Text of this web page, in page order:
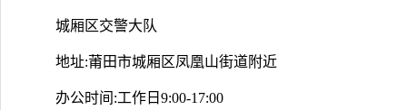
城厢区交警大队
地址:莆田市城厢区凤凰山街道附近
办公时间:工作日9:00-17:00